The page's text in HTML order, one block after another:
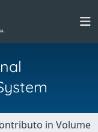
in Volume